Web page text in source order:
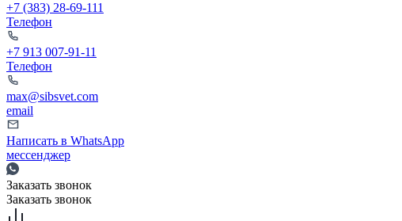
+7 (383) 28-69-111
Телефон
+7 913 007-91-11
Телефон
max@sibsvet.com
email
Написать в WhatsApp
мессенджер
Заказать звонок
Заказать звонок